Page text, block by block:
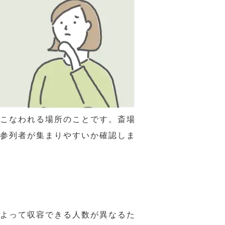
なわれる場所のことです。斎場
列者が集まりやすいか確認しま
って収容できる人数が異なるた